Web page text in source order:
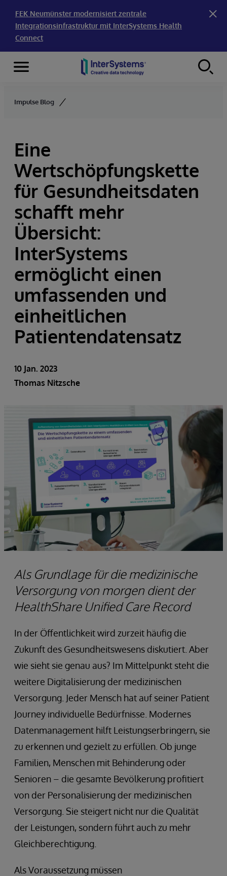
FEK Neumünster modernisiert zentrale
Integrationsinfrastruktur mit InterSystems Health
Connect
Skip to content
Menu
Impulse Blog
Eine
Wertschöpfungskette
für Gesundheitsdaten
schafft mehr
Übersicht:
InterSystems
ermöglicht einen
umfassenden und
einheitlichen
Patientendatensatz
10 Jan. 2023
Thomas Nitzsche
Als Grundlage für die medizinische
Versorgung von morgen dient der
HealthShare Unified Care Record
In der Öffentlichkeit wird zurzeit häufig die
Zukunft des Gesundheitswesens diskutiert. Aber
wie sieht sie genau aus? Im Mittelpunkt steht die
weitere Digitalisierung der medizinischen
Versorgung. Jeder Mensch hat auf seiner Patient
Journey individuelle Bedürfnisse. Modernes
Datenmanagement hilft Leistungserbringern, sie
zu erkennen und gezielt zu erfüllen. Ob junge
Familien, Menschen mit Behinderung oder
Senioren – die gesamte Bevölkerung profitiert
von der Personalisierung der medizinischen
Versorgung. Sie steigert nicht nur die Qualität
der Leistungen, sondern führt auch zu mehr
Gleichberechtigung.
Als Voraussetzung müssen